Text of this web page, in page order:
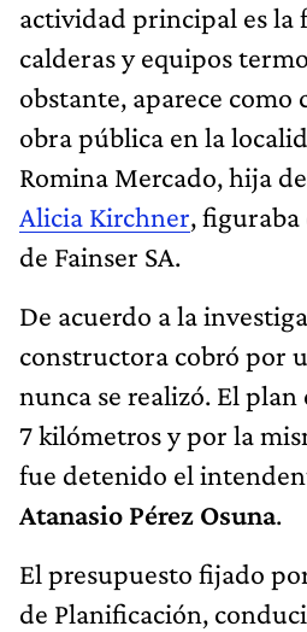
actividad principal es la
calderas y equipos
obstante, aparece
obra pública en la
Romina Mercado, hija
Alicia Kirchner,
de Fainser SA.
De acuerdo a la
constructora cobró por
nunca se realizó. El
7 kilómetros y por la
fue detenido el
Atanasio Pérez Osuna.
El presupuesto fijado
de Planificación,